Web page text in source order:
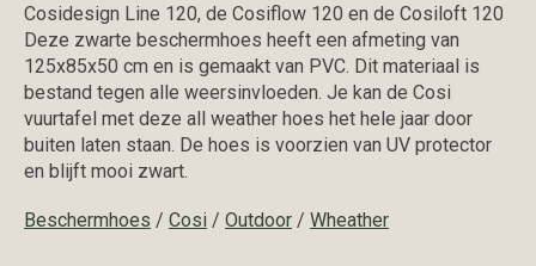
Cosidesign Line 120, de Cosiflow 120 en de Cosiloft 120
Deze zwarte beschermhoes heeft een afmeting van
125x85x50 cm en is gemaakt van PVC. Dit materiaal is
bestand tegen alle weersinvloeden. Je kan de Cosi
vuurtafel met deze all weather hoes het hele jaar door
buiten laten staan. De hoes is voorzien van UV protector
en blijft mooi zwart.
Beschermhoes / Cosi / Outdoor / Wheather